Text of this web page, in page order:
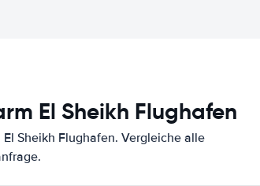
El Sheikh Flughafen
Sheikh Flughafen. Vergleiche alle